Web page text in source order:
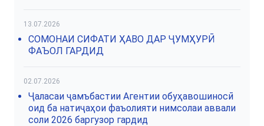
13.07.2026
СОМОНАИ СИФАТИ ҲАВО ДАР ҶУМҲУРӢ
ФАЪОЛ ГАРДИД
02.07.2026
Ҷаласаи ҷамъбастии Агентии обуҳавошиносӣ
оид ба натиҷаҳои фаъолияти нимсолаи аввали
соли 2026 баргузор гардид